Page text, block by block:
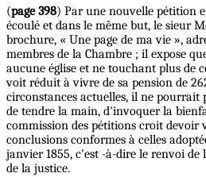
(page 398) Par une nouvelle pétition
écoulé et dans le même but, le sieur
brochure, « Une page de ma vie »,
membres de la Chambre ; il expose
aucune église et ne touchant plus de
voit réduit à vivre de sa pension de
circonstances actuelles, il ne pourrait
de tendre la main, d'invoquer la
commission des pétitions croit devoir
conclusions conformes à celles
janvier 1855, c'est -à-dire le renvoi
de la justice.